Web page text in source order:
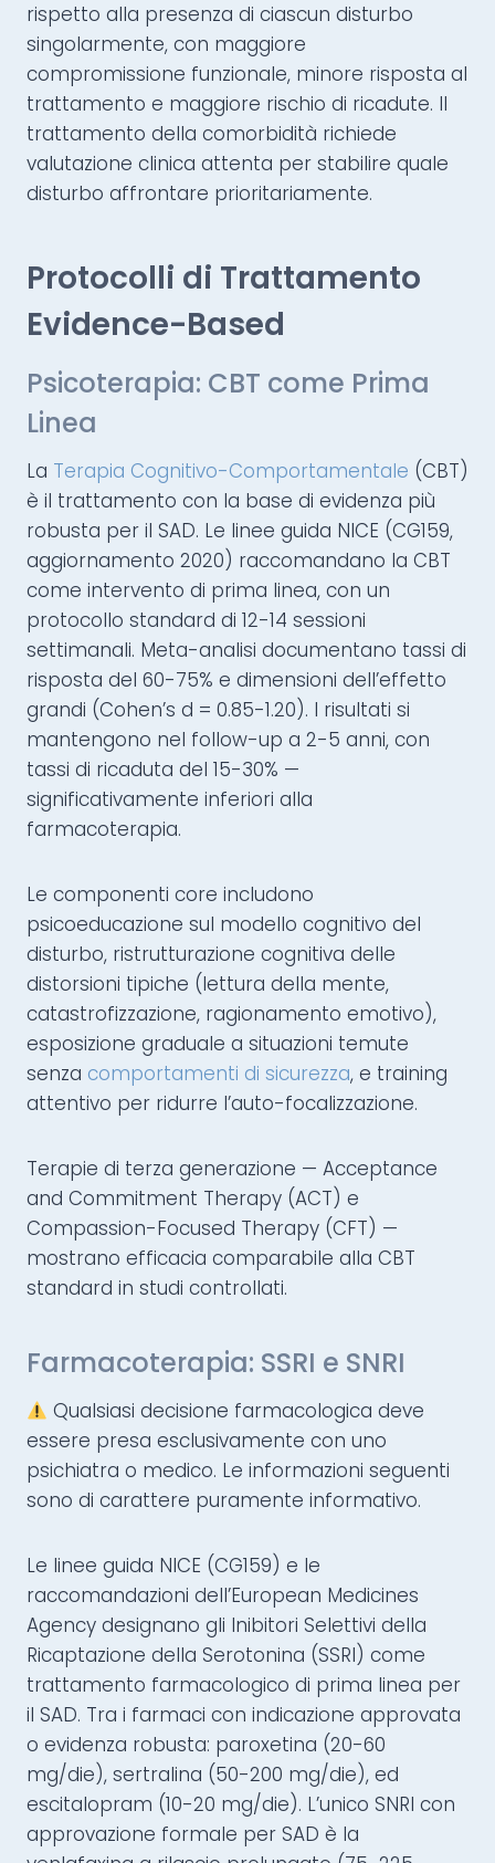
rispetto alla presenza di ciascun disturbo
singolarmente, con maggiore
compromissione funzionale, minore risposta al
trattamento e maggiore rischio di ricadute. Il
trattamento della comorbidità richiede
valutazione clinica attenta per stabilire quale
disturbo affrontare prioritariamente.
Protocolli di Trattamento
Evidence-Based
Psicoterapia: CBT come Prima
Linea
La Terapia Cognitivo-Comportamentale (CBT)
è il trattamento con la base di evidenza più
robusta per il SAD. Le linee guida NICE (CG159,
aggiornamento 2020) raccomandano la CBT
come intervento di prima linea, con un
protocollo standard di 12-14 sessioni
settimanali. Meta-analisi documentano tassi di
risposta del 60-75% e dimensioni dell’effetto
grandi (Cohen’s d = 0.85-1.20). I risultati si
mantengono nel follow-up a 2-5 anni, con
tassi di ricaduta del 15-30% —
significativamente inferiori alla
farmacoterapia.
Le componenti core includono
psicoeducazione sul modello cognitivo del
disturbo, ristrutturazione cognitiva delle
distorsioni tipiche (lettura della mente,
catastrofizzazione, ragionamento emotivo),
esposizione graduale a situazioni temute
senza comportamenti di sicurezza, e training
attentivo per ridurre l’auto-focalizzazione.
Terapie di terza generazione — Acceptance
and Commitment Therapy (ACT) e
Compassion-Focused Therapy (CFT) —
mostrano efficacia comparabile alla CBT
standard in studi controllati.
Farmacoterapia: SSRI e SNRI
Qualsiasi decisione farmacologica deve
essere presa esclusivamente con uno
psichiatra o medico. Le informazioni seguenti
sono di carattere puramente informativo.
Le linee guida NICE (CG159) e le
raccomandazioni dell’European Medicines
Agency designano gli Inibitori Selettivi della
Ricaptazione della Serotonina (SSRI) come
trattamento farmacologico di prima linea per
il SAD. Tra i farmaci con indicazione approvata
o evidenza robusta: paroxetina (20-60
mg/die), sertralina (50-200 mg/die), ed
escitalopram (10-20 mg/die). L’unico SNRI con
approvazione formale per SAD è la